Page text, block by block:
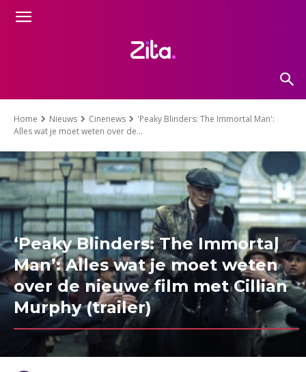
Home Nieuws Cinenews
'Peaky Blinders: The Immortal Man':
Alles wat je moet weten over de...
‘Peaky Blinders: The Immortal
Man’: Alles wat je moet weten
over de nieuwe film met Cillian
Murphy (trailer)